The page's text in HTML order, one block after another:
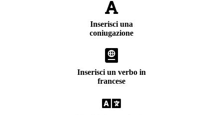
Inserisci una
coniugazione
Inserisci un verbo in
francese